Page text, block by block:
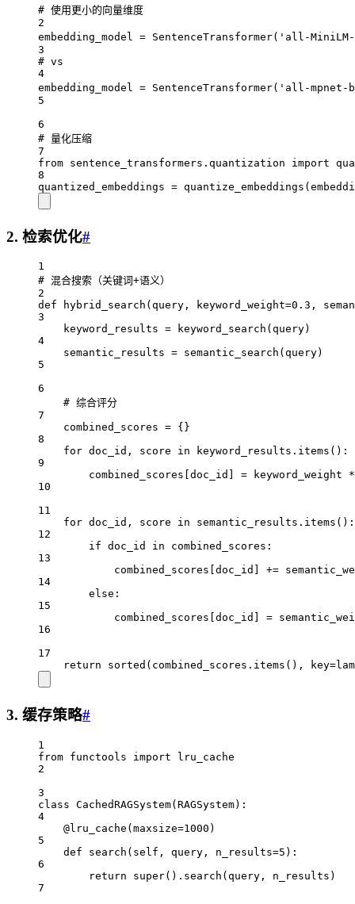
# 使用更小的向量维度
2
embedding_model = SentenceTransformer( 'all-
3
# vs
4
embedding_model = SentenceTransformer( 'all-mpnet-
5
6
# 量化压缩
7
from sentence_transformers.quantization import
8
quantized_embeddings =
2. 检索优化#
1
# 混合搜索（关键词+语义）
2
def
hybrid_search (query, keyword_weight=0.3 ,
3
keyword_results = keyword_search(query)
4
semantic_results = semantic_search(query)
5
6
# 综合评分
7
combined_scores = {}
8
for doc_id, score in keyword_results.items():
9
combined_scores[doc_id] = keyword_weight *
10
11
for doc_id, score in semantic_results.items():
12
if doc_id in combined_scores:
13
combined_scores[doc_id] +=
14
else :
15
combined_scores[doc_id] =
16
17
return
sorted (combined_scores.items(), key
3. 缓存策略#
1
from functools import lru_cache
2
3
class CachedRAGSystem(RAGSystem):
4
@lru_cache (maxsize=1000 )
5
def
search (self, query, n_results=5 ):
6
return
super().search(query, n_results)
7